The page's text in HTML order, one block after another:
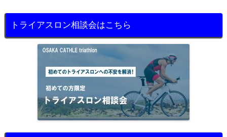
トライアスロン相談会はこちら